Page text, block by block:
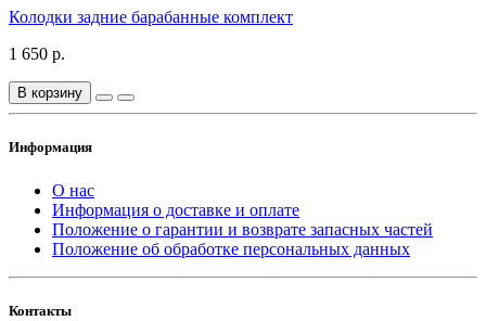
Колодки задние барабанные комплект
1 650 р.
В корзину
Информация
О нас
Информация о доставке и оплате
Положение о гарантии и возврате запасных частей
Положение об обработке персональных данных
Контакты